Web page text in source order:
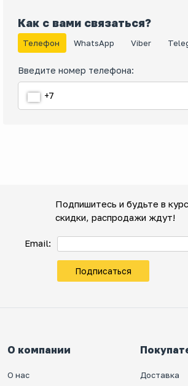
Как с вами связаться?
Телефон WhatsApp Viber
Введите номер телефона:
Подпишитесь и будьте в
скидки, распродажи ждут!
Email:
Подписаться
О компании
О нас
Доставка